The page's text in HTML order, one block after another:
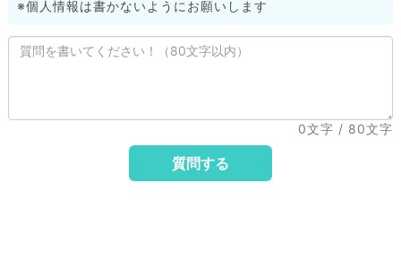
※個人情報は書かないようにお願いします
0文字 / 80文字